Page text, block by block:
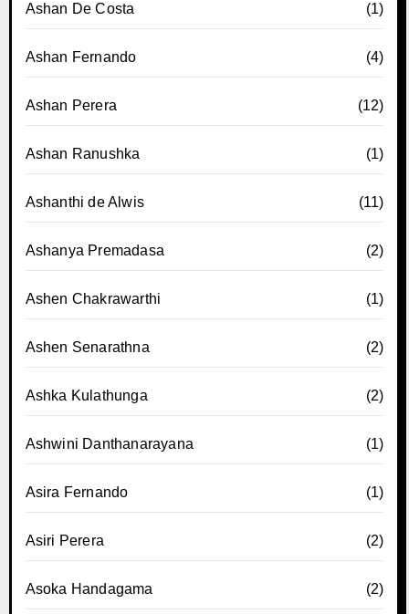
Ashan De Costa (1)
Ashan Fernando (4)
Ashan Perera (12)
Ashan Ranushka (1)
Ashanthi de Alwis (11)
Ashanya Premadasa (2)
Ashen Chakrawarthi (1)
Ashen Senarathna (2)
Ashka Kulathunga (2)
Ashwini Danthanarayana (1)
Asira Fernando (1)
Asiri Perera (2)
Asoka Handagama (2)